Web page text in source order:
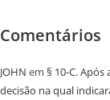
Comentários
JOHN em § 10-C.
decisão na qual